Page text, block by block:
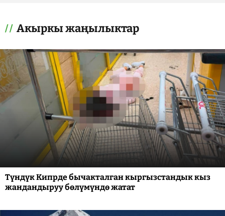
Акыркы жаңылыктар
Түндүк Кипрде бычакталган кыргызстандык кыз
жандандыруу бөлүмүндө жатат